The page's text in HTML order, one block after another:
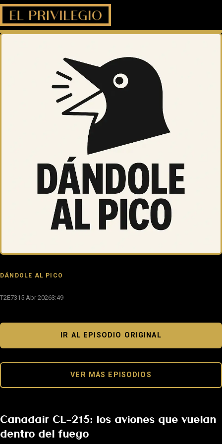
DÁNDOLE AL PICO
T2E7315 Abr 20263:49
IR AL EPISODIO ORIGINAL
VER MÁS EPISODIOS
Canadair CL-215: los aviones que vuelan
dentro del fuego